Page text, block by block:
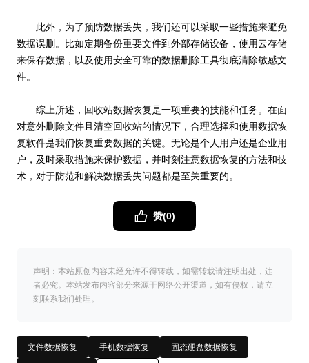
此外，为了预防数据丢失，我们还可以采取一些措施来避免
数据误删。比如定期备份重要文件到外部存储设备，使用云存储
来保存数据，以及使用安全可靠的数据删除工具彻底清除敏感文
件。
综上所述，回收站数据恢复是一项重要的技能和任务。在面
对意外删除文件且清空回收站的情况下，合理选择和使用数据恢
复软件是我们恢复重要数据的关键。无论是个人用户还是企业用
户，及时采取措施来保护数据，并时刻注意数据恢复的方法和技
术，对于防范和解决数据丢失问题都是至关重要的。
赞(0)
声明：本站原创内容未经允许不得转载，如需转载请注明出处，违
者必究。本站发布内容部分来源于网络公开渠道，如有侵权，请立
刻联系我们处理。
文件数据恢复 手机数据恢复 固态硬盘数据恢复